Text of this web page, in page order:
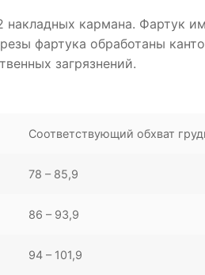
кармана. Фартук
фартука обработаны
загрязнений.
Соответствующий обхват
78 – 85,9
86 – 93,9
94 – 101,9